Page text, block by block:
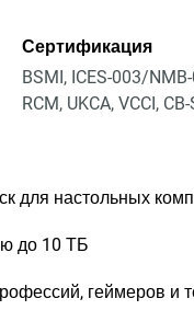
Сертификация
BSMI, ICES-003/
RCM, UKCA, VCCI,
для настольных
до 10 ТБ
геймеров и